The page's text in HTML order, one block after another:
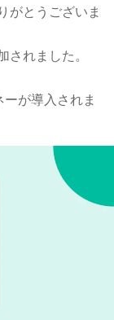
がとうございま
されました。
が導入されま